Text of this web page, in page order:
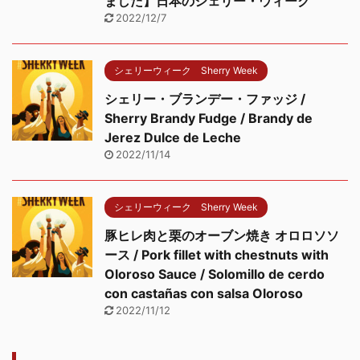
2022/12/7
シェリーウィーク Sherry Week
シェリー・ブランデー・ファッジ /
Sherry Brandy Fudge / Brandy de
Jerez Dulce de Leche
2022/11/14
シェリーウィーク Sherry Week
豚ヒレ肉と栗のオーブン焼き オロロソソ
ース / Pork fillet with chestnuts with
Oloroso Sauce / Solomillo de cerdo
con castañas con salsa Oloroso
2022/11/12